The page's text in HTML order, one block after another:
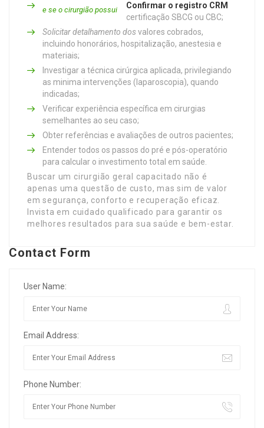
Confirmar o registro CRM
e se o cirurgião possui
certificação SBCG ou CBC;
Solicitar detalhamento dosvalores cobrados,
incluindo honorários, hospitalização, anestesia e
materiais;
Investigar a técnica cirúrgica aplicada, privilegiando
as minima intervenções (laparoscopia), quando
indicadas;
Verificar experiência específica em cirurgias
semelhantes ao seu caso;
Obter referências e avaliações de outros pacientes;
Entender todos os passos do pré e pós-operatório
para calcular o investimento total em saúde.
Buscar um cirurgião geral capacitado não é
apenas uma questão de custo, mas sim de valor
em segurança, conforto e recuperação eficaz.
Invista em cuidado qualificado para garantir os
melhores resultados para sua saúde e bem-estar.
Contact Form
User Name:
Email Address:
Phone Number: